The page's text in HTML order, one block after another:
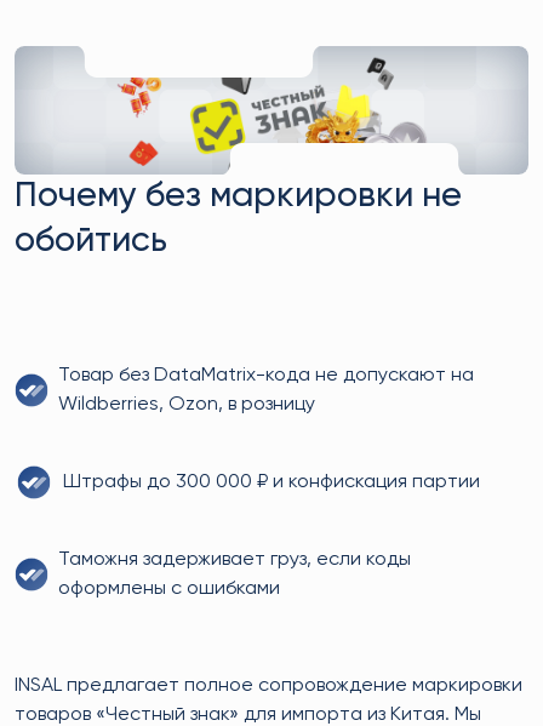
Почему без маркировки не
обойтись
Товар без DataMatrix-кода не допускают на
Wildberries, Ozon, в розницу
Штрафы до 300 000 ₽ и конфискация партии
Таможня задерживает груз, если коды
оформлены с ошибками
INSAL предлагает полное сопровождение маркировки
товаров «Честный знак» для импорта из Китая. Мы